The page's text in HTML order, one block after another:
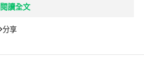
閱讀全文
分享